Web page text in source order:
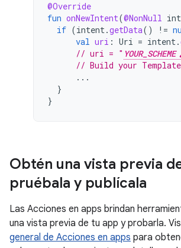
@Override
fun onNewIntent(@NonNull
if (intent.getData() !=
val uri : Uri = intent.
// uri = " YOUR_SCHEME
// Build your
...
}
}
Obtén una vista previa
pruébala y publícala
Las Acciones en apps brindan
una vista previa de tu app y probarla.
general de Acciones en apps para